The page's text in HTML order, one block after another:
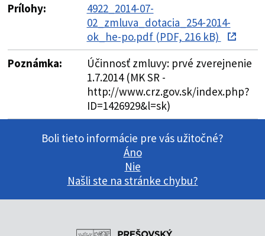
Prílohy:
4922_2014-07-
02_zmluva_dotacia_254-2014-
ok_he-po.pdf (PDF, 216 kB)
Poznámka:
Účinnosť zmluvy: prvé zverejnenie
1.7.2014 (MK SR -
http://www.crz.gov.sk/index.php?
ID=1426929&l=sk)
Boli tieto informácie pre vás užitočné?
Áno
Nie
Našli ste na stránke chybu?